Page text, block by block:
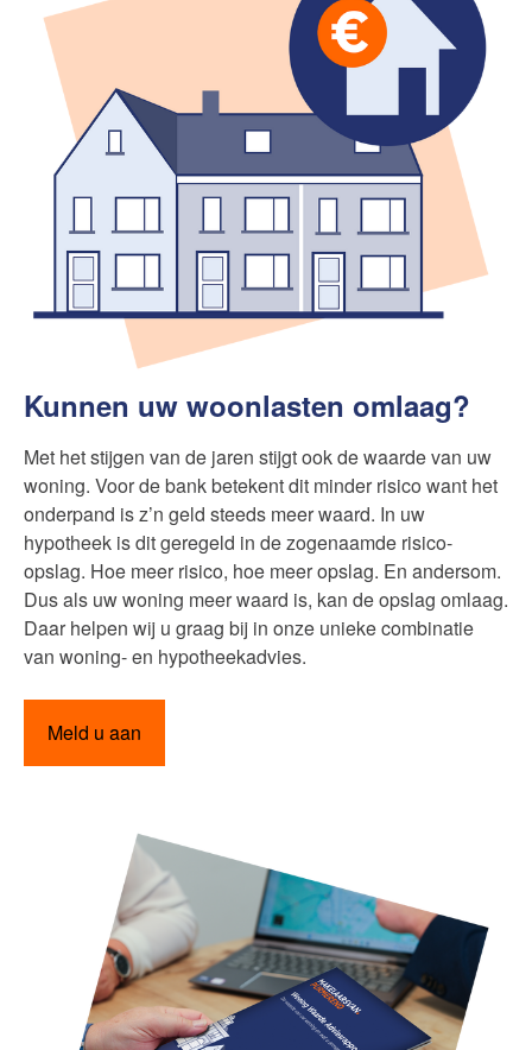
Kunnen uw woonlasten omlaag?
Met het stijgen van de jaren stijgt ook de waarde van uw
woning. Voor de bank betekent dit minder risico want het
onderpand is z’n geld steeds meer waard. In uw
hypotheek is dit geregeld in de zogenaamde risico-
opslag. Hoe meer risico, hoe meer opslag. En andersom.
Dus als uw woning meer waard is, kan de opslag omlaag.
Daar helpen wij u graag bij in onze unieke combinatie
van woning- en hypotheekadvies.
Meld u aan